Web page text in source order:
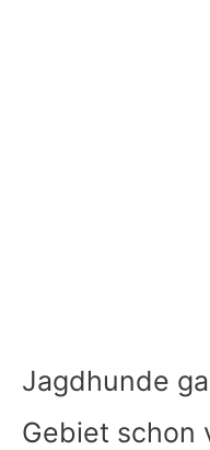
Jagdhunde
Gebiet schon